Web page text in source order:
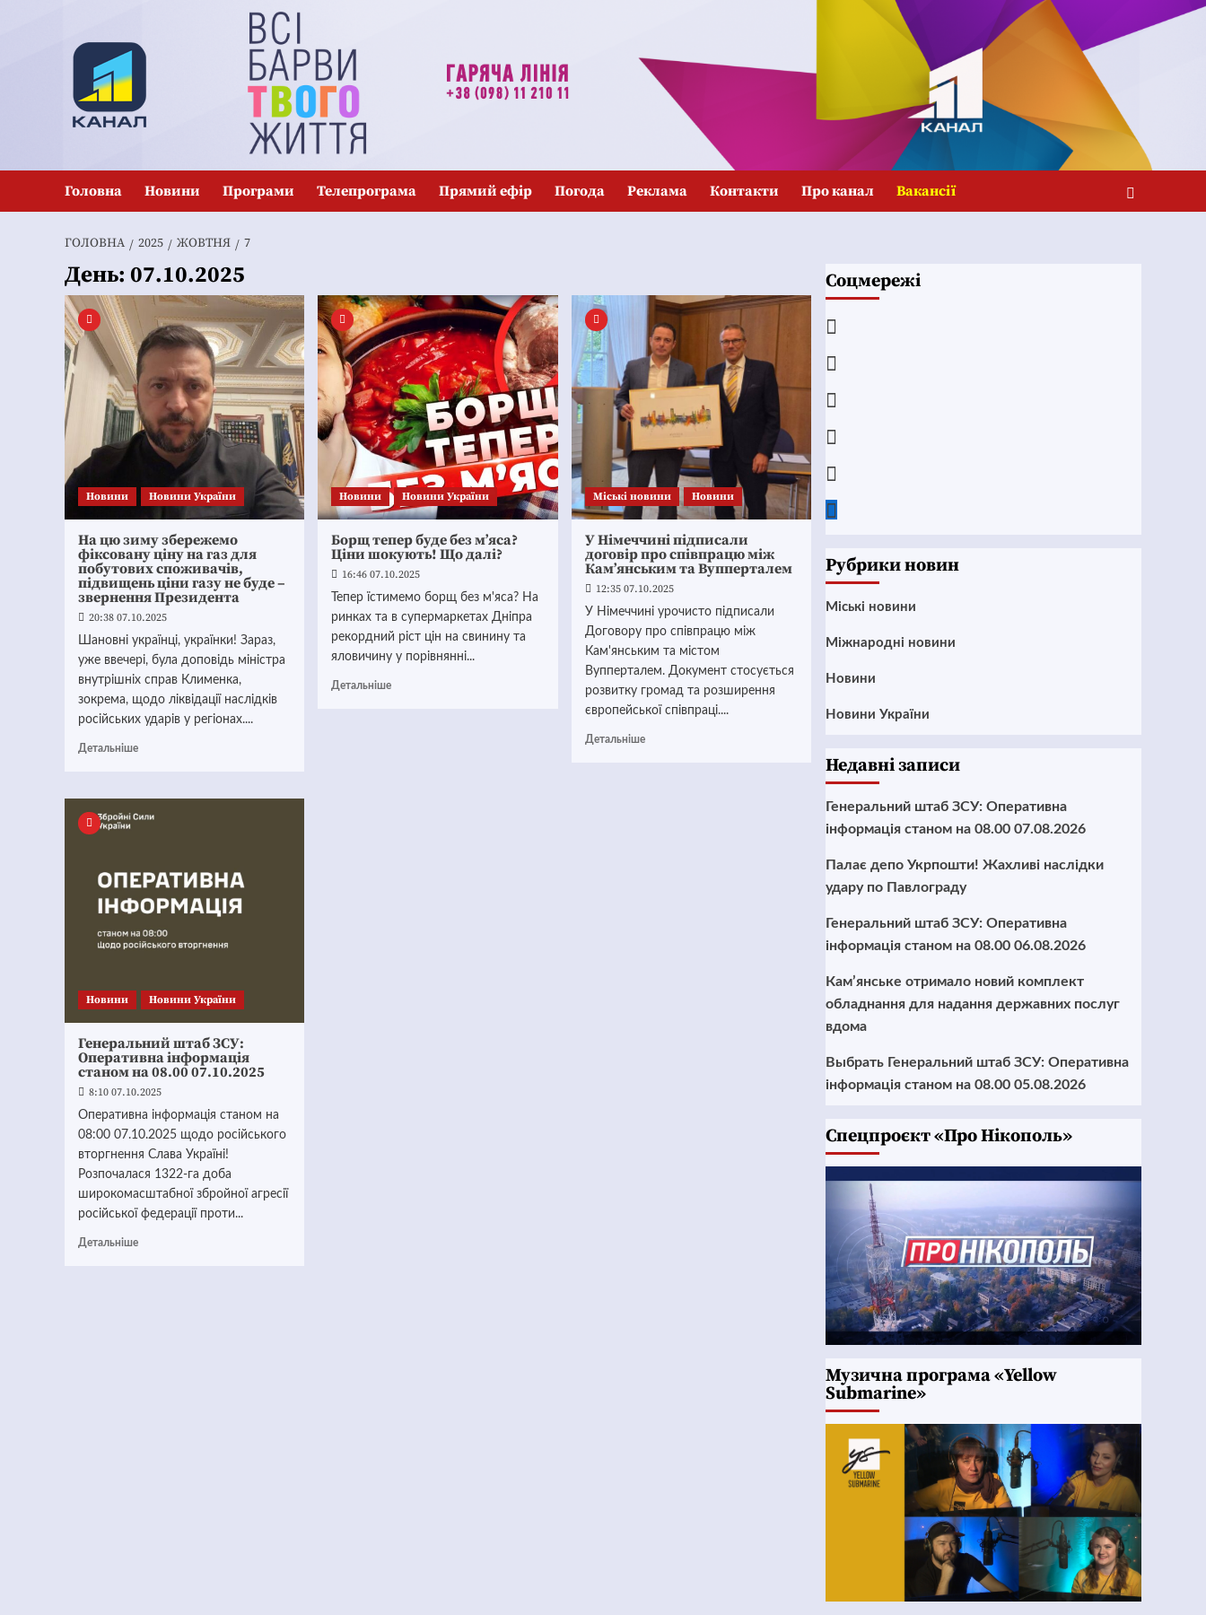
Головна Новини Програми Телепрограма Прямий ефір Погода Реклама Контакти Про канал Вакансії
ГОЛОВНА 2025 ЖОВТНЯ 7
День: 07.10.2025
Новини Новини України
На цю зиму збережемо
фіксовану ціну на газ для
побутових споживачів,
підвищень ціни газу не буде –
звернення Президента
20:38 07.10.2025
Шановні українці, українки! Зараз,
уже ввечері, була доповідь міністра
внутрішніх справ Клименка,
зокрема, щодо ліквідації наслідків
російських ударів у регіонах....
Детальніше
Новини Новини України
Борщ тепер буде без м’яса?
Ціни шокують! Що далі?
16:46 07.10.2025
Тепер їстимемо борщ без м'яса? На
ринках та в супермаркетах Дніпра
рекордний ріст цін на свинину та
яловичину у порівнянні...
Детальніше
Mіські новини Новини
У Німеччині підписали
договір про співпрацю між
Кам’янським та Вупперталем
12:35 07.10.2025
У Німеччині урочисто підписали
Договору про співпрацю між
Кам'янським та містом
Вупперталем. Документ стосується
розвитку громад та розширення
європейської співпраці....
Детальніше
Новини Новини України
Генеральний штаб ЗСУ:
Оперативна інформація
станом на 08.00 07.10.2025
8:10 07.10.2025
Оперативна інформація станом на
08:00 07.10.2025 щодо російського
вторгнення Слава Україні!
Розпочалася 1322-га доба
широкомасштабної збройної агресії
російської федерації проти...
Детальніше
Соцмережі
Рубрики новин
Mіські новини
Міжнародні новини
Новини
Новини України
Недавні записи
Генеральний штаб ЗСУ: Оперативна
інформація станом на 08.00 07.08.2026
Палає депо Укрпошти! Жахливі наслідки
удару по Павлограду
Генеральний штаб ЗСУ: Оперативна
інформація станом на 08.00 06.08.2026
Кам’янське отримало новий комплект
обладнання для надання державних послуг
вдома
Выбрать Генеральний штаб ЗСУ: Оперативна
інформація станом на 08.00 05.08.2026
Cпецпроєкт «Про Нікополь»
Музична програма «Yellow
Submarine»